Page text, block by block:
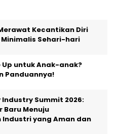
Kecantikan Diri
Sehari-hari
Up untuk Anak-anak?
Panduannya!
Industry Summit 2026:
Baru Menuju
Industri yang Aman dan